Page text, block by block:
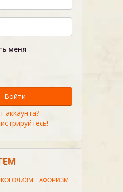
меня
Войти
аккаунта?
АФОРИЗМ